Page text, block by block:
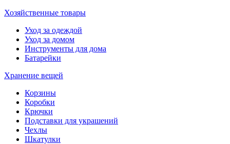
Хозяйственные товары
Уход за одеждой
Уход за домом
Инструменты для дома
Батарейки
Хранение вещей
Корзины
Коробки
Крючки
Подставки для украшений
Чехлы
Шкатулки